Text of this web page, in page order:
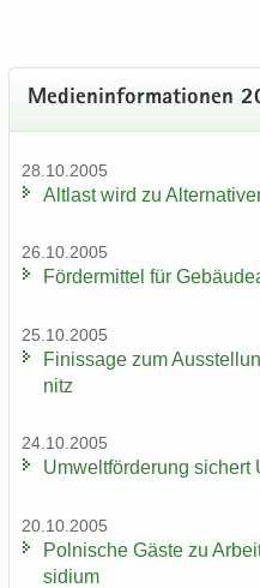
Me­di­en­in­for­ma­tio­nen
28.10.2005
Alt­last wird zu
26.10.2005
För­der­mit­tel für
25.10.2005
Fi­nis­sa­ge zum
nitz
24.10.2005
Um­welt­för­de­rung si­chert
20.10.2005
Pol­ni­sche Gäste zu
si­di­um